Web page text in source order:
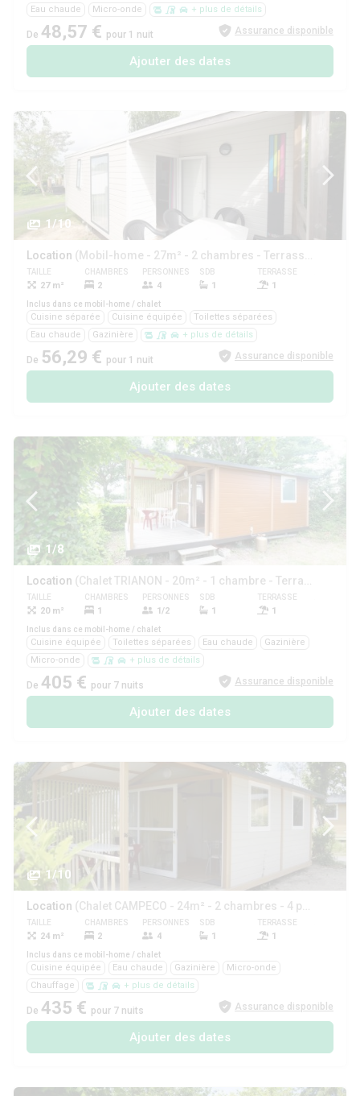
Eau chaude
Micro-onde + plus de détails
De 48,57 € pour 1 nuit Assurance disponible
Ajouter des dates
1/10
Location (Mobil-home - 27m² - 2 chambres - Terrasse -)
TAILLE
27 m²
CHAMBRES
2
PERSONNES
4
SDB
1
TERRASSE
1
Inclus dans ce mobil-home / chalet
Cuisine séparée Cuisine équipée
Toilettes séparées
Eau chaude
Gazinière + plus de détails
De 56,29 € pour 1 nuit Assurance disponible
Ajouter des dates
1/8
Location (Chalet TRIANON - 20m² - 1 chambre - Terrasse couverte -)
TAILLE
20 m²
CHAMBRES
1
PERSONNES
1/2
SDB
1
TERRASSE
1
Inclus dans ce mobil-home / chalet
Cuisine équipée Toilettes séparées Eau chaude
Gazinière
Micro-onde
+ plus de détails
De 405 € pour 7 nuits Assurance disponible
Ajouter des dates
1/10
Location (Chalet CAMPECO - 24m² - 2 chambres - 4 pers - terrasse couverte -)
TAILLE
24 m²
CHAMBRES
2
PERSONNES
4
SDB
1
TERRASSE
1
Inclus dans ce mobil-home / chalet
Cuisine équipée Eau chaude Gazinière
Micro-onde
Chauffage
+ plus de détails
De 435 € pour 7 nuits Assurance disponible
Ajouter des dates